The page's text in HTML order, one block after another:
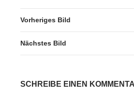
Vorheriges Bild
Nächstes Bild
SCHREIBE EINEN